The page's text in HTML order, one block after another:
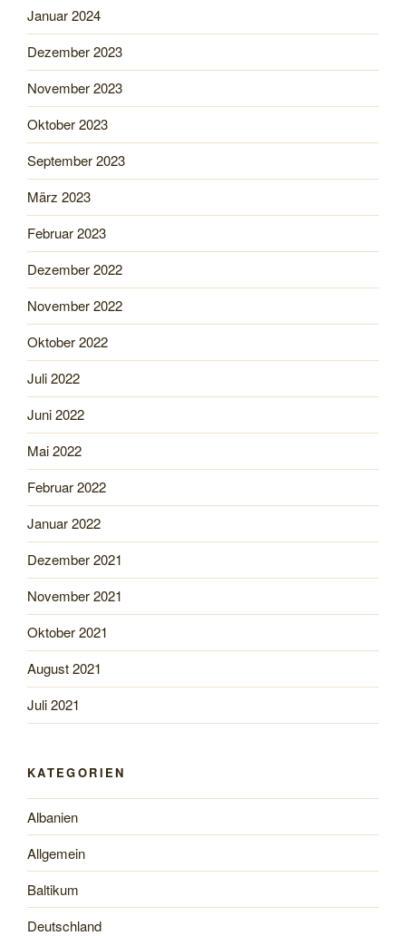
Januar 2024
Dezember 2023
November 2023
Oktober 2023
September 2023
März 2023
Februar 2023
Dezember 2022
November 2022
Oktober 2022
Juli 2022
Juni 2022
Mai 2022
Februar 2022
Januar 2022
Dezember 2021
November 2021
Oktober 2021
August 2021
Juli 2021
KATEGORIEN
Albanien
Allgemein
Baltikum
Deutschland